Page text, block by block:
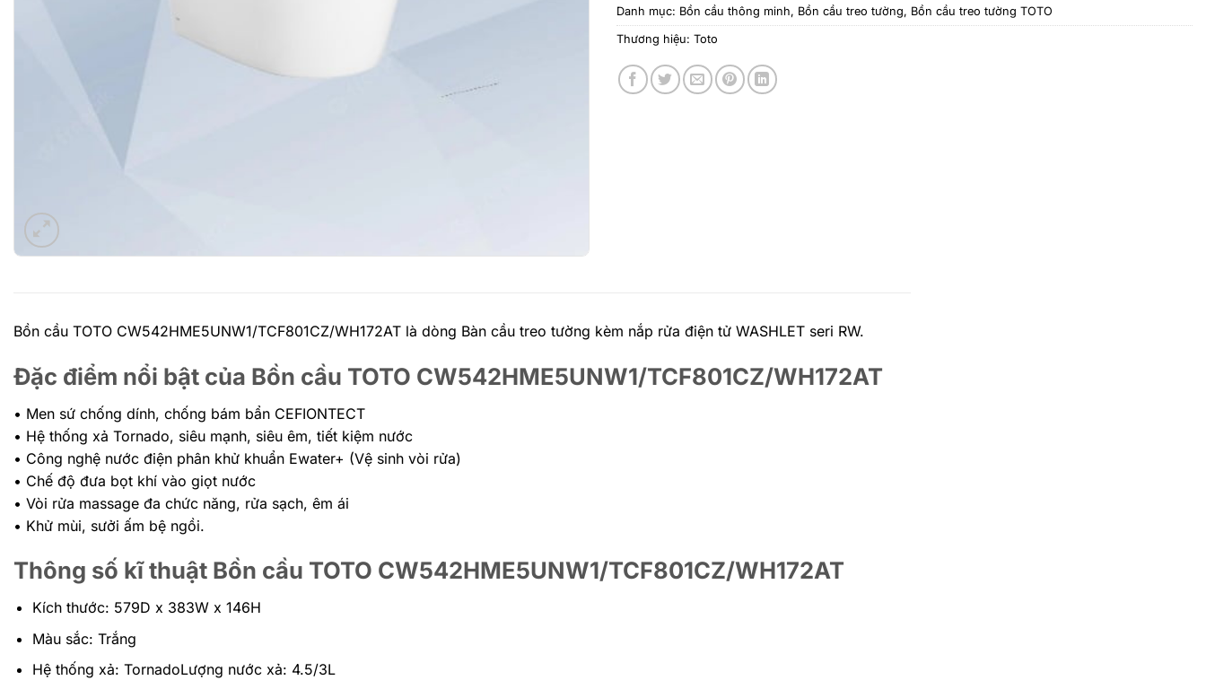
Danh mục: Bồn cầu thông minh, Bồn cầu treo tường, Bồn cầu treo tường TOTO
Thương hiệu: Toto
Bồn cầu TOTO CW542HME5UNW1/TCF801CZ/WH172AT là dòng Bàn cầu treo tường kèm nắp rửa điện tử WASHLET seri RW.
Đặc điểm nổi bật của Bồn cầu TOTO CW542HME5UNW1/TCF801CZ/WH172AT
• Men sứ chống dính, chống bám bẩn CEFIONTECT
• Hệ thống xả Tornado, siêu mạnh, siêu êm, tiết kiệm nước
• Công nghệ nước điện phân khử khuẩn Ewater+ (Vệ sinh vòi rửa)
• Chế độ đưa bọt khí vào giọt nước
• Vòi rửa massage đa chức năng, rửa sạch, êm ái
• Khử mùi, sưởi ấm bệ ngồi.
Thông số kĩ thuật Bồn cầu TOTO CW542HME5UNW1/TCF801CZ/WH172AT
Kích thước: 579D x 383W x 146H
Màu sắc: Trắng
Hệ thống xả: TornadoLượng nước xả: 4.5/3L